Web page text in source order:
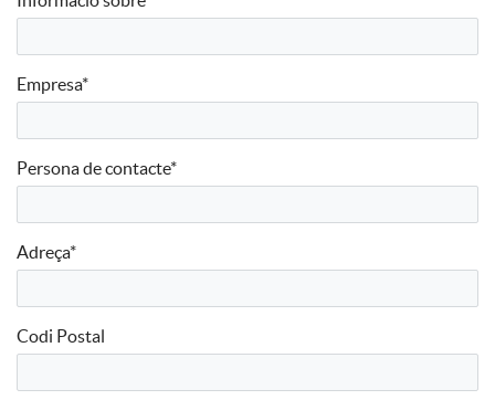
Empresa*
Persona de contacte*
Adreça*
Codi Postal